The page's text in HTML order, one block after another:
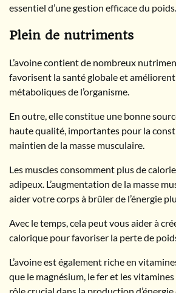
essentiel d’une gestion efficace du poids.
Plein de nutriments
L’avoine contient de nombreux
favorisent la santé globale et
métaboliques de l’organisme.
En outre, elle constitue une bonne
haute qualité, importantes pour la
maintien de la masse musculaire.
Les muscles consomment plus de
adipeux. L’augmentation de la masse
aider votre corps à brûler de l’énergie
Avec le temps, cela peut vous aider à
calorique pour favoriser la perte de
L’avoine est également riche en
que le magnésium, le fer et les